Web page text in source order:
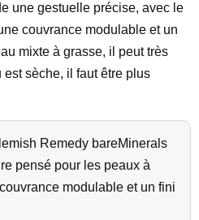
une gestuelle précise, avec le
couvrance modulable et un
mixte à grasse, il peut très
sèche, il faut être plus
Remedy bareMinerals
pensé pour les peaux à
modulable et un fini